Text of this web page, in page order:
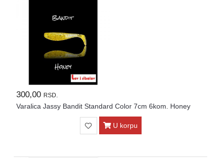
300,00 RSD.
Varalica Jassy Bandit Standard Color 7cm 6kom. Honey
U korpu